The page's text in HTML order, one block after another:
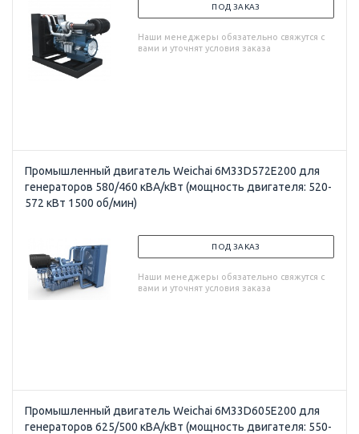
ПОД ЗАКАЗ
Наши менеджеры обязательно свяжутся с
вами и уточнят условия заказа
Промышленный двигатель Weichai 6M33D572E200 для
генераторов 580/460 кВА/кВт (мощность двигателя: 520-
572 кВт 1500 об/мин)
ПОД ЗАКАЗ
Наши менеджеры обязательно свяжутся с
вами и уточнят условия заказа
Промышленный двигатель Weichai 6M33D605E200 для
генераторов 625/500 кВА/кВт (мощность двигателя: 550-